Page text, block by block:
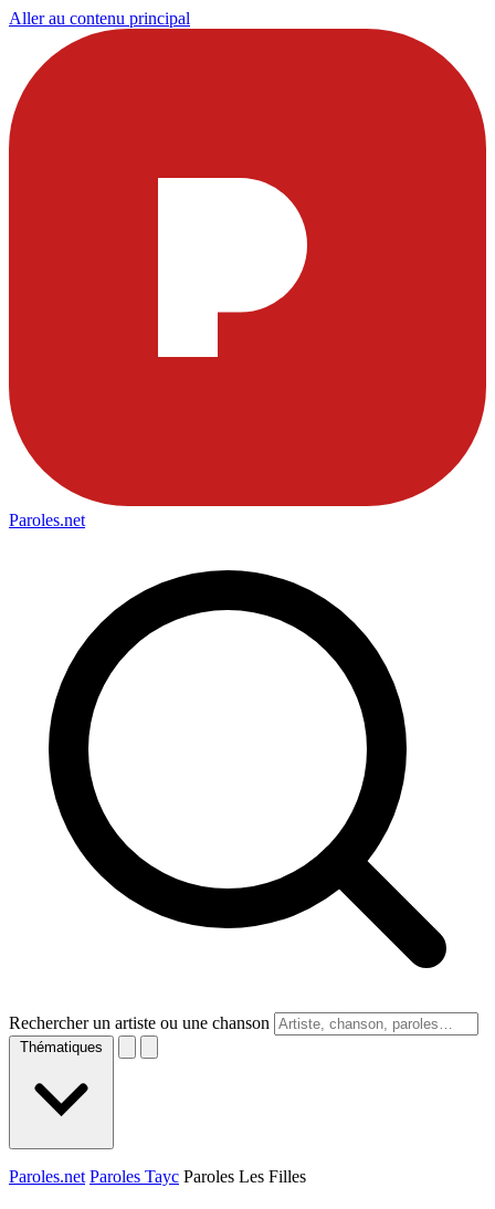
Aller au contenu principal
Paroles.net
Rechercher un artiste ou une chanson
Thématiques
Paroles.net Paroles Tayc Paroles Les Filles